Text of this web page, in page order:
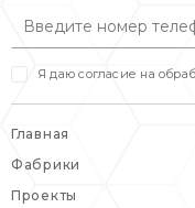
Я даю согласие на
Главная
Фабрики
Проекты